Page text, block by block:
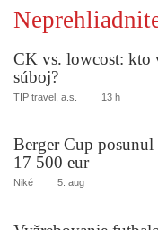
CK vs. lowcost: kto
súboj?
TIP travel, a.s. 13 h
Berger Cup
17 500 eur
Niké 5. aug